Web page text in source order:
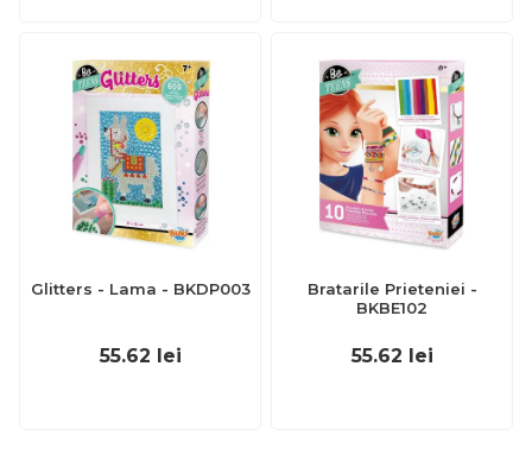
Glitters - Lama - BKDP003
55.62 lei
Bratarile Prieteniei -
BKBE102
55.62 lei